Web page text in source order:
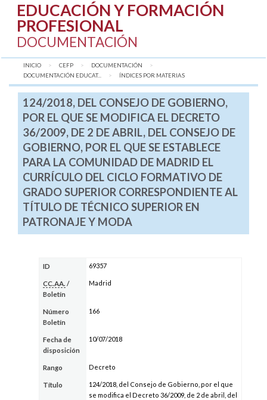
EDUCACIÓN Y FORMACIÓN
PROFESIONAL
DOCUMENTACIÓN
INICIO CEFP
DOCUMENTACIÓN
DOCUMENTACIÓN EDUCAT...
AQUÍ:
ÍNDICES POR MATERIAS
124/2018, DEL CONSEJO DE GOBIERNO,
POR EL QUE SE MODIFICA EL DECRETO
36/2009, DE 2 DE ABRIL, DEL CONSEJO DE
GOBIERNO, POR EL QUE SE ESTABLECE
PARA LA COMUNIDAD DE MADRID EL
CURRÍCULO DEL CICLO FORMATIVO DE
GRADO SUPERIOR CORRESPONDIENTE AL
TÍTULO DE TÉCNICO SUPERIOR EN
PATRONAJE Y MODA
ID 69357
CC.AA. /
Boletín
Madrid
Número
Boletín
166
Fecha de
disposición
10/07/2018
Rango Decreto
Título
124/2018, del Consejo de Gobierno, por el que
se modifica el Decreto 36/2009, de 2 de abril, del